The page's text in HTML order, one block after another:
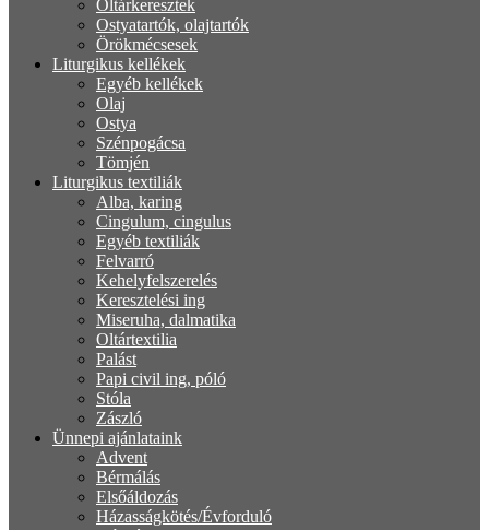
Oltárkeresztek
Ostyatartók, olajtartók
Örökmécsesek
Liturgikus kellékek
Egyéb kellékek
Olaj
Ostya
Szénpogácsa
Tömjén
Liturgikus textiliák
Alba, karing
Cingulum, cingulus
Egyéb textiliák
Felvarró
Kehelyfelszerelés
Keresztelési ing
Miseruha, dalmatika
Oltártextilia
Palást
Papi civil ing, póló
Stóla
Zászló
Ünnepi ajánlataink
Advent
Bérmálás
Elsőáldozás
Házasságkötés/Évforduló